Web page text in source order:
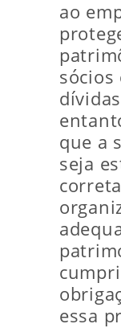
ao
sócios
que a
seja
essa